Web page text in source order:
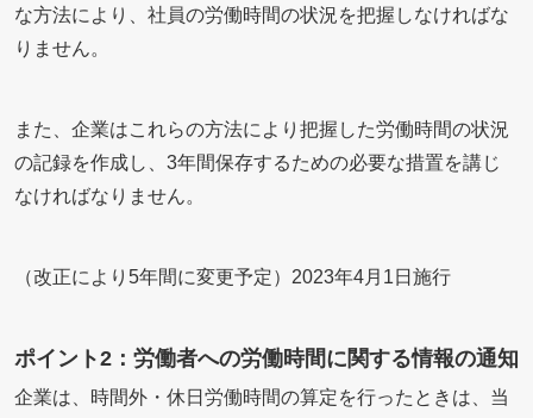
な方法により、社員の労働時間の状況を把握しなければな
りません。
また、企業はこれらの方法により把握した労働時間の状況
の記録を作成し、3年間保存するための必要な措置を講じ
なければなりません。
（改正により5年間に変更予定）2023年4月1日施行
ポイント2：労働者への労働時間に関する情報の通知
企業は、時間外・休日労働時間の算定を行ったときは、当